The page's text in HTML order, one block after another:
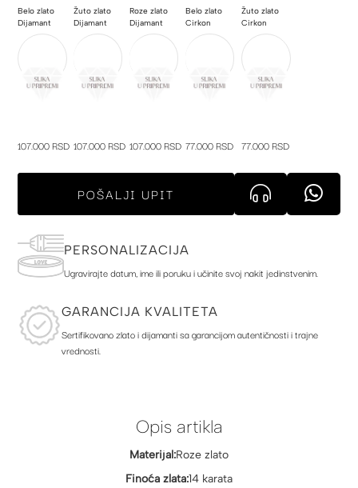
Belo zlato
Dijamant
107.000 RSD
Žuto zlato
Dijamant
107.000 RSD
Roze zlato
Dijamant
107.000 RSD
Belo zlato
Cirkon
77.000 RSD
Žuto zlato
Cirkon
77.000 RSD
POŠALJI UPIT
PERSONALIZACIJA
Ugravirajte datum, ime ili poruku i učinite svoj nakit jedinstvenim.
GARANCIJA KVALITETA
Sertifikovano zlato i dijamanti sa garancijom autentičnosti i trajne
vrednosti.
Opis artikla
Materijal:Roze zlato
Finoća zlata:14 karata